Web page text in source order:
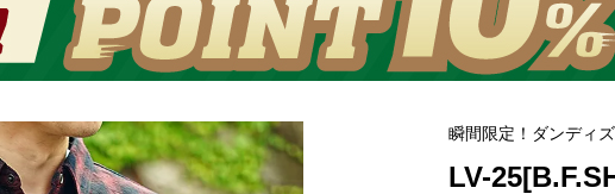
瞬間限定！ダンディ
LV-